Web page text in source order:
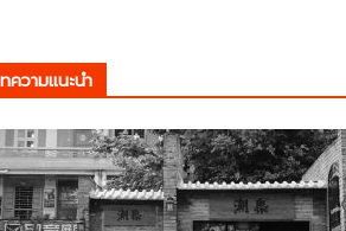
ความแนะนำ